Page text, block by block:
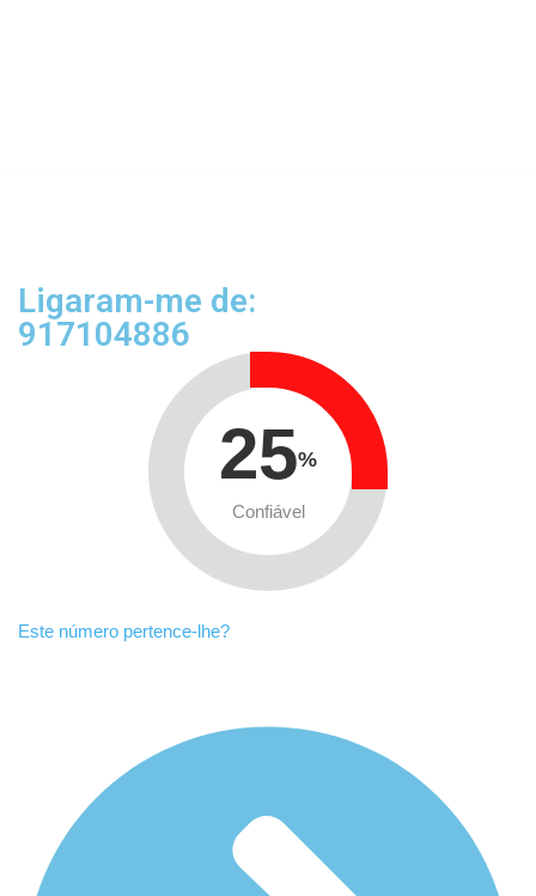
Ligaram-me de:
917104886
25%
Confiável
Este número pertence-lhe?